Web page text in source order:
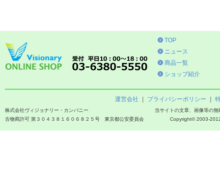
TOP
ニュース
商品一覧
ショップ紹介
運営会社 プライバシーポリシー
当サイトの文章、画像等の
Copyright© 2003-
株式会社ヴィジョナリー・カンパニー
古物商許可 第３０４３８１６０６８２５号 東京都公安委員会